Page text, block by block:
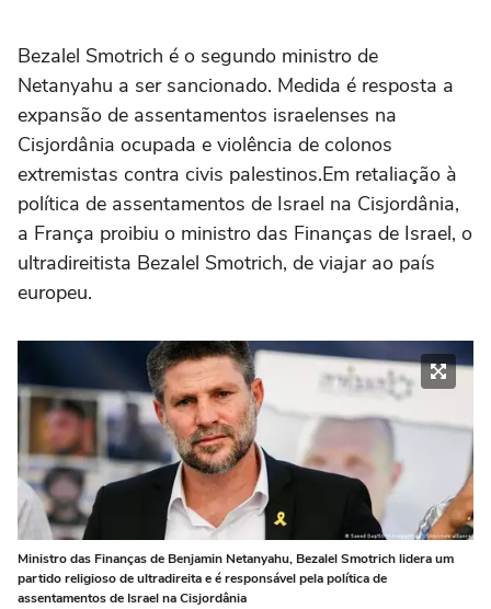
Bezalel Smotrich é o segundo ministro de
Netanyahu a ser sancionado. Medida é resposta a
expansão de assentamentos israelenses na
Cisjordânia ocupada e violência de colonos
extremistas contra civis palestinos.Em retaliação à
política de assentamentos de Israel na Cisjordânia,
a França proibiu o ministro das Finanças de Israel, o
ultradireitista Bezalel Smotrich, de viajar ao país
europeu.
Ministro das Finanças de Benjamin Netanyahu, Bezalel Smotrich lidera um
partido religioso de ultradireita e é responsável pela política de
assentamentos de Israel na Cisjordânia